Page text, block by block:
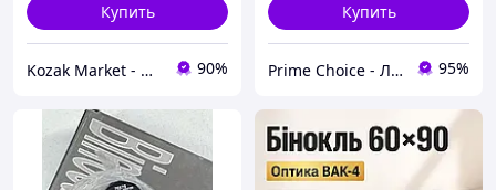
Купить
Kozak Market - Магазин техники и аксессуаров 90%
Купить
Prime Choice - Лучший выбор 95%